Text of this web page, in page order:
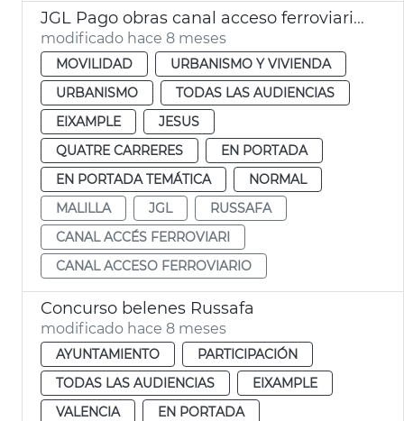
JGL Pago obras canal acceso ferroviario València
modificado hace 8 meses
MOVILIDAD
URBANISMO Y VIVIENDA
URBANISMO
TODAS LAS AUDIENCIAS
EIXAMPLE
JESUS
QUATRE CARRERES
EN PORTADA
EN PORTADA TEMÁTICA
NORMAL
MALILLA
JGL
RUSSAFA
CANAL ACCÉS FERROVIARI
CANAL ACCESO FERROVIARIO
Concurso belenes Russafa
modificado hace 8 meses
AYUNTAMIENTO
PARTICIPACIÓN
TODAS LAS AUDIENCIAS
EIXAMPLE
VALENCIA
EN PORTADA